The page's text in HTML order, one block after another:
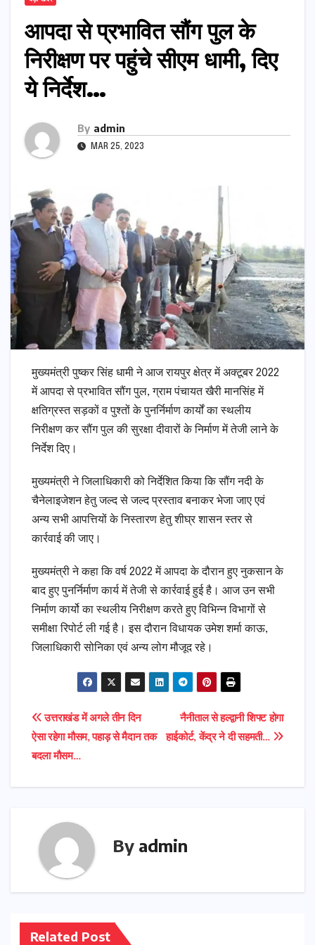
आपदा से प्रभावित सौंग पुल के
निरीक्षण पर पहुंचे सीएम धामी, दिए
ये निर्देश…
By admin
MAR 25, 2023
मुख्यमंत्री पुष्कर सिंह धामी ने आज रायपुर क्षेत्र में अक्टूबर 2022
में आपदा से प्रभावित सौंग पुल, ग्राम पंचायत खैरी मानसिंह में
क्षतिग्रस्त सड़कों व पुश्तों के पुनर्निर्माण कार्यों का स्थलीय
निरीक्षण कर सौंग पुल की सुरक्षा दीवारों के निर्माण में तेजी लाने के
निर्देश दिए।
मुख्यमंत्री ने जिलाधिकारी को निर्देशित किया कि सौंग नदी के
चैनेलाइजेशन हेतु जल्द से जल्द प्रस्ताव बनाकर भेजा जाए एवं
अन्य सभी आपत्तियों के निस्तारण हेतु शीघ्र शासन स्तर से
कार्रवाई की जाए।
मुख्यमंत्री ने कहा कि वर्ष 2022 में आपदा के दौरान हुए नुकसान के
बाद हुए पुनर्निर्माण कार्य में तेजी से कार्रवाई हुई है। आज उन सभी
निर्माण कार्यो का स्थलीय निरीक्षण करते हुए विभिन्न विभागों से
समीक्षा रिपोर्ट ली गई है। इस दौरान विधायक उमेश शर्मा काऊ,
जिलाधिकारी सोनिका एवं अन्य लोग मौजूद रहे।
Post
navigation
नैनीताल से हल्द्वानी शिफ्ट होगा
हाईकोर्ट, केंद्र ने दी सहमती…
उत्तराखंड में अगले तीन दिन
ऐसा रहेगा मौसम, पहाड़ से मैदान तक
बदला मौसम…
By admin
Related Post